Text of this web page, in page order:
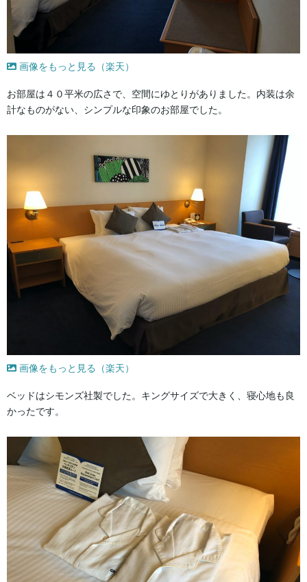
画像をもっと見る（楽天）
お部屋は４０平米の広さで、空間にゆとりがありました。内装は余
計なものがない、シンプルな印象のお部屋でした。
画像をもっと見る（楽天）
ベッドはシモンズ社製でした。キングサイズで大きく、寝心地も良
かったです。